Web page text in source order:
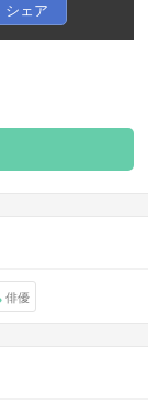
シェア
俳優